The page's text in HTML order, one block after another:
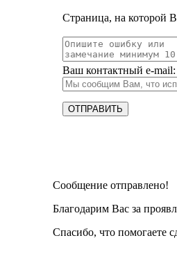
Страница, на которой
Ваш контактный e-mail:
Сообщение отправлено!
Благодарим Вас за
Спасибо, что помогаете